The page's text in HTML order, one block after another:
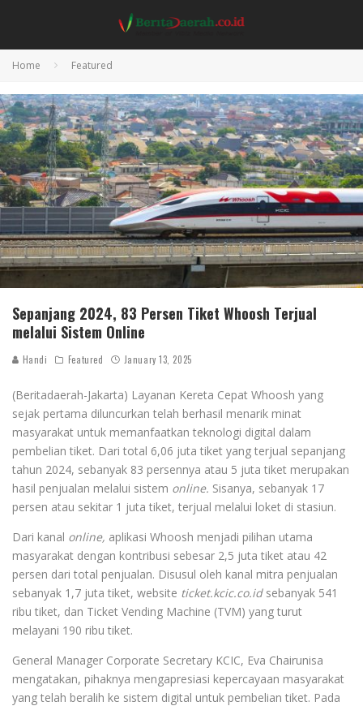
Home Featured
Sepanjang 2024, 83 Persen Tiket Whoosh Terjual
melalui Sistem Online
Handi Featured January 13, 2025
(Beritadaerah-Jakarta) Layanan Kereta Cepat Whoosh yang
sejak pertama diluncurkan telah berhasil menarik minat
masyarakat untuk memanfaatkan teknologi digital dalam
pembelian tiket. Dari total 6,06 juta tiket yang terjual sepanjang
tahun 2024, sebanyak 83 persennya atau 5 juta tiket merupakan
hasil penjualan melalui sistem online. Sisanya, sebanyak 17
persen atau sekitar 1 juta tiket, terjual melalui loket di stasiun.
Dari kanal online, aplikasi Whoosh menjadi pilihan utama
masyarakat dengan kontribusi sebesar 2,5 juta tiket atau 42
persen dari total penjualan. Disusul oleh kanal mitra penjualan
sebanyak 1,7 juta tiket, website ticket.kcic.co.idsebanyak 541
ribu tiket, dan Ticket Vending Machine (TVM) yang turut
melayani 190 ribu tiket.
General Manager Corporate Secretary KCIC, Eva Chairunisa
mengatakan, pihaknya mengapresiasi kepercayaan masyarakat
yang telah beralih ke sistem digital untuk pembelian tiket. Pada